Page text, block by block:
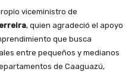
viceministro de
, quien agradeció el apoyo
que busca
entre pequeños y medianos
de Caaguazú,